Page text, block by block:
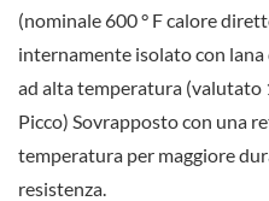
(nominale 600 ° F calore
internamente isolato con
ad alta temperatura (valutato
Picco) Sovrapposto con una
temperatura per maggiore
resistenza.